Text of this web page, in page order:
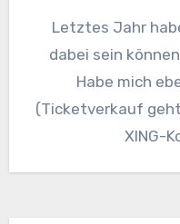
Letztes Jahr
dabei sein
Habe mich
(Ticketverkauf geht
XING-